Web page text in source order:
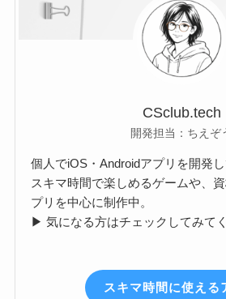
CSclub.tech
開発担当：ちえぞ
個人でiOS・Androidアプリを開発し
スキマ時間で楽しめるゲームや、
プリを中心に制作中。
▶ 気になる方はチェックしてみて
スキマ時間に使える